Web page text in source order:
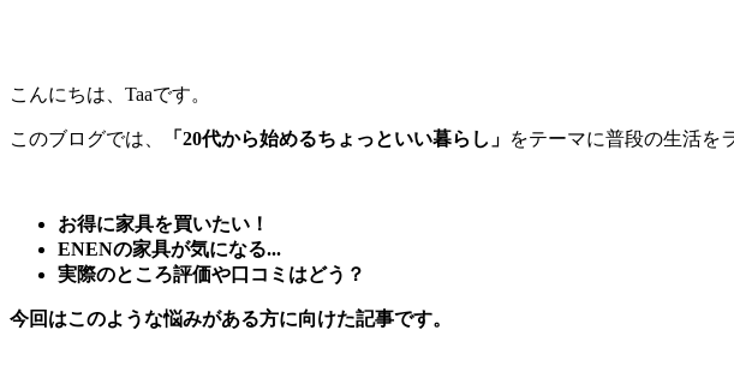
こんにちは、Taaです。
このブログでは、 「20代から始めるちょっといい暮らし」 をテーマに普段の生活を
お得に家具を買いたい！
ENENの家具が気になる...
実際のところ評価や口コミはどう？
今回はこのような悩みがある方に向けた記事です。